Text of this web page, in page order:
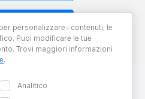
personalizzare i contenuti, le
Puoi modificare le tue
Trovi maggiori informazioni
.
Analitico